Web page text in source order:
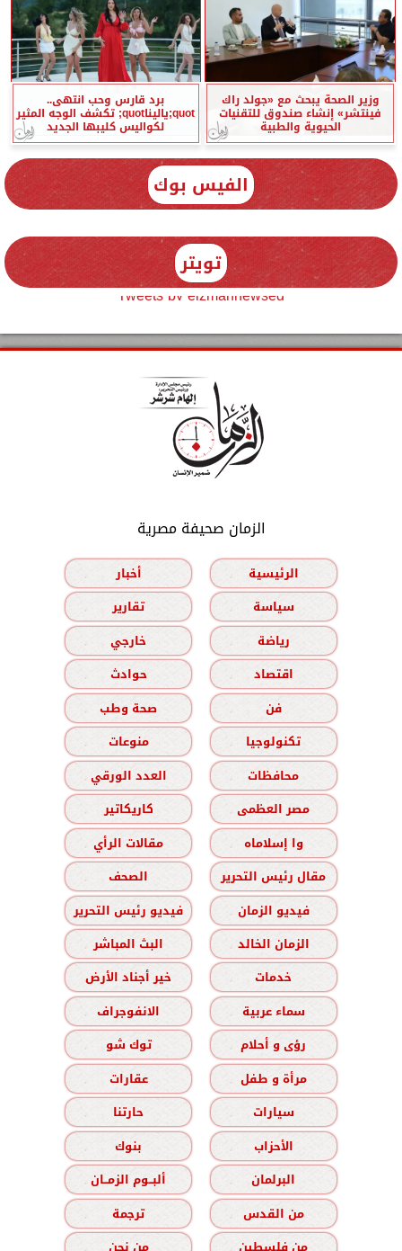
وزير الصحة يبحث مع «جولد راك
فينتشر» إنشاء صندوق للتقنيات
الحيوية والطبية
برد قارس وحب انتهى..
quot;ياليناquot; تكشف الوجه المثير
لكواليس كليبها الجديد
الفيس بوك
تويتر
Tweets by elzmannewseg
الزمان صحيفة مصرية
الرئيسية
أخبار
سياسة
تقارير
رياضة
خارجي
اقتصاد
حوادث
فن
صحة وطب
تكنولوجيا
منوعات
محافظات
العدد الورقي
مصر العظمى
كاريكاتير
وا إسلاماه
مقالات الرأي
مقال رئيس التحرير
الصحف
فيديو الزمان
فيديو رئيس التحرير
الزمان الخالد
البث المباشر
خدمات
خير أجناد الأرض
سماء عربية
الانفوجراف
رؤى و أحلام
توك شو
مرأة و طفل
عقارات
سيارات
حارتنا
الأحزاب
بنوك
البرلمان
ألبــوم الزمــان
من القدس
ترجمة